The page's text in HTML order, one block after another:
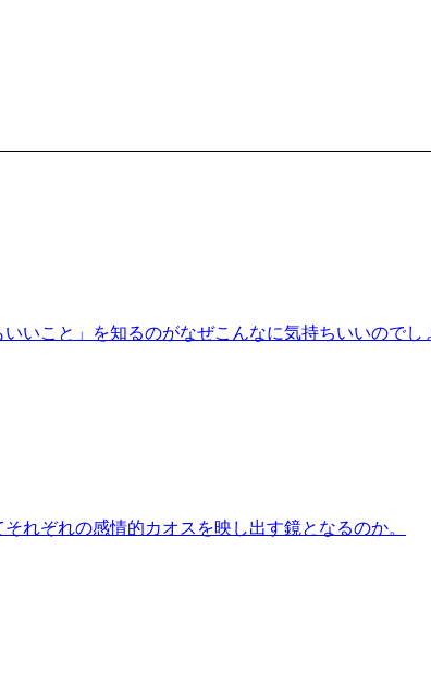
いこと」を知るのがなぜこんなに気持ちいいのでし
れぞれの感情的カオスを映し出す鏡となるのか。